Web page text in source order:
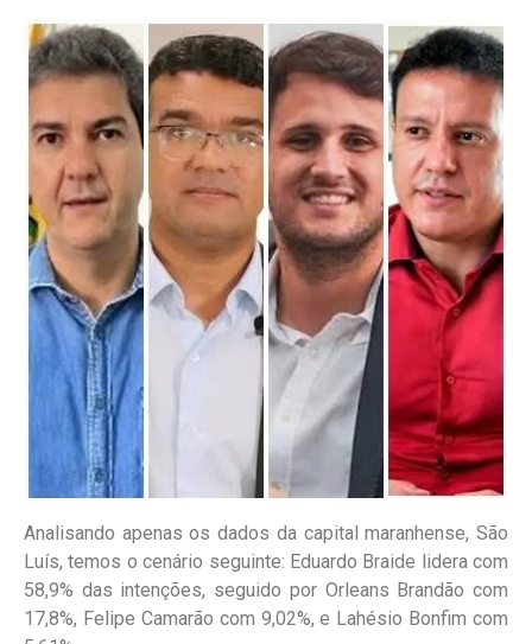
Analisando apenas os dados da capital maranhense, São
Luís, temos o cenário seguinte: Eduardo Braide lidera com
58,9% das intenções, seguido por Orleans Brandão com
17,8%, Felipe Camarão com 9,02%, e Lahésio Bonfim com